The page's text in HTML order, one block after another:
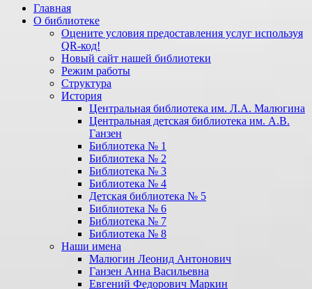
Перейти
содержимому
Главная
О библиотеке
Оцените условия предоставления услуг используя
QR-код!
Новый сайт нашей библиотеки
Режим работы
Структура
История
Центральная библиотека им. Л.А. Малюгина
Центральная детская библиотека им. А.В.
Ганзен
Библиотека № 1
Библиотека № 2
Библиотека № 3
Библиотека № 4
Детская библиотека № 5
Библиотека № 6
Библиотека № 7
Библиотека № 8
Наши имена
Малюгин Леонид Антонович
Ганзен Анна Васильевна
Евгений Федорович Маркин